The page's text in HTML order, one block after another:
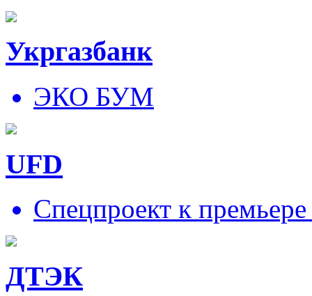
Укргазбанк
ЭКО БУМ
UFD
Спецпроект к
ДТЭК